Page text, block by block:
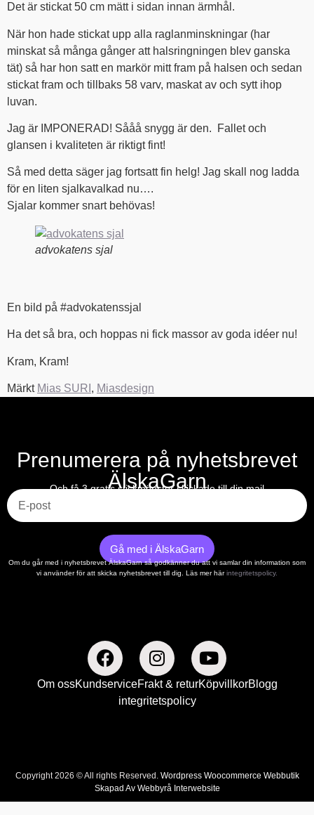
Det är stickat 50 cm mätt i sidan innan ärmhål.
När hon hade stickat upp alla raglanminskningar (har
minskat så många gånger att halsringningen blev ganska
tät) så har hon satt en markör mitt fram på halsen och sedan
stickat fram och tillbaks 58 varv, maskat av och sytt ihop
luvan.
Jag är IMPONERAD! Sååå snygg är den. Fallet och
glansen i kvaliteten är riktigt fint!
Så med detta säger jag fortsatt fin helg! Jag skall nog ladda
för en liten sjalkavalkad nu….
Sjalar kommer snart behövas!
advokatens sjal
En bild på #advokatenssjal
Ha det så bra, och hoppas ni fick massor av goda idéer nu!
Kram, Kram!
Märkt Mias SURI , Miasdesign
Prenumerera på nyhetsbrevet
ÄlskaGarn
Och få 3 gratis stickmönster skickade till din mail
Gå med i ÄlskaGarn
Om du går med i nyhetsbrevet ÄlskaGarn så godkänner du att vi samlar din information som
vi använder för att skicka nyhetsbrevet till dig. Läs mer härintegritetspolicy.
Om ossKundserviceFrakt & returKöpvillkorBlogg
integritetspolicy
Copyright 2026 © All rights Reserved. Wordpress Woocommerce Webbutik
Skapad Av Webbyrå Interwebsite